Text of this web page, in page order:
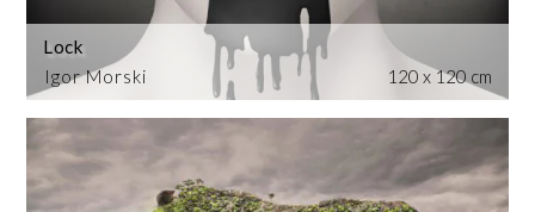
Igor Morski
Lock
120 x 120 cm